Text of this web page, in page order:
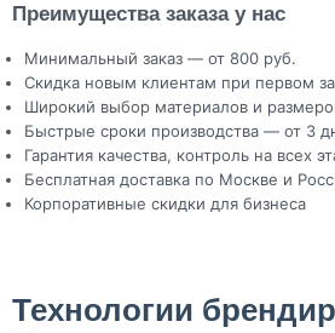
Преимущества заказа у нас
Минимальный заказ — от 800 руб.
Скидка новым клиентам при первом
Широкий выбор материалов и
Быстрые сроки производства — от 3
Гарантия качества, контроль на всех
Бесплатная доставка по Москве и
Корпоративные скидки для бизнеса
Технологии